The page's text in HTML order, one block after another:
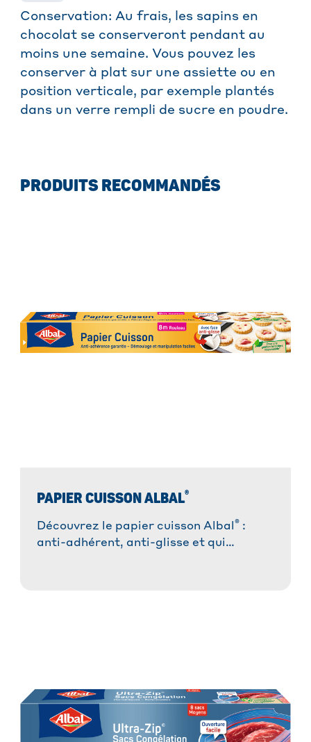
Conservation: Au frais, les sapins en
chocolat se conserveront pendant au
moins une semaine. Vous pouvez les
conserver à plat sur une assiette ou en
position verticale, par exemple plantés
dans un verre rempli de sucre en poudre.
PRODUITS RECOMMANDÉS
PAPIER CUISSON ALBAL®
Découvrez le papier cuisson Albal ® :
anti-adhérent, anti-glisse et qui